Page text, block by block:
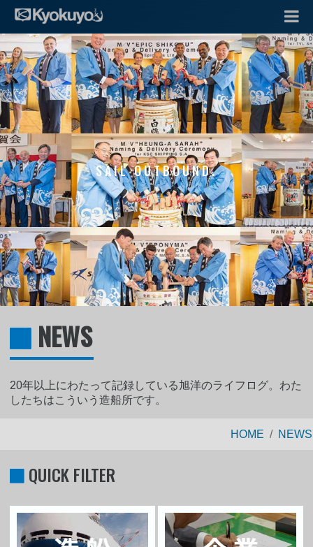
SAIL OUTBOUND.
NEWS
20年以上にわたって記録している旭洋のライフログ。わた
したちはこういう造船所です。
HOME NEWS
QUICK FILTER